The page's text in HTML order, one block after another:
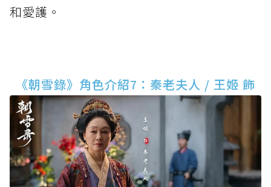
和愛護。
《朝雪錄》角色介紹7：秦老夫人 / 王姬 飾